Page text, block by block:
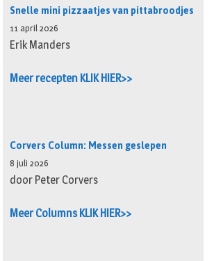
Snelle mini pizzaatjes van pittabroodjes
11 april 2026
Erik Manders
Meer recepten KLIK HIER>>
Corvers Column: Messen geslepen
8 juli 2026
door Peter Corvers
Meer Columns KLIK HIER>>